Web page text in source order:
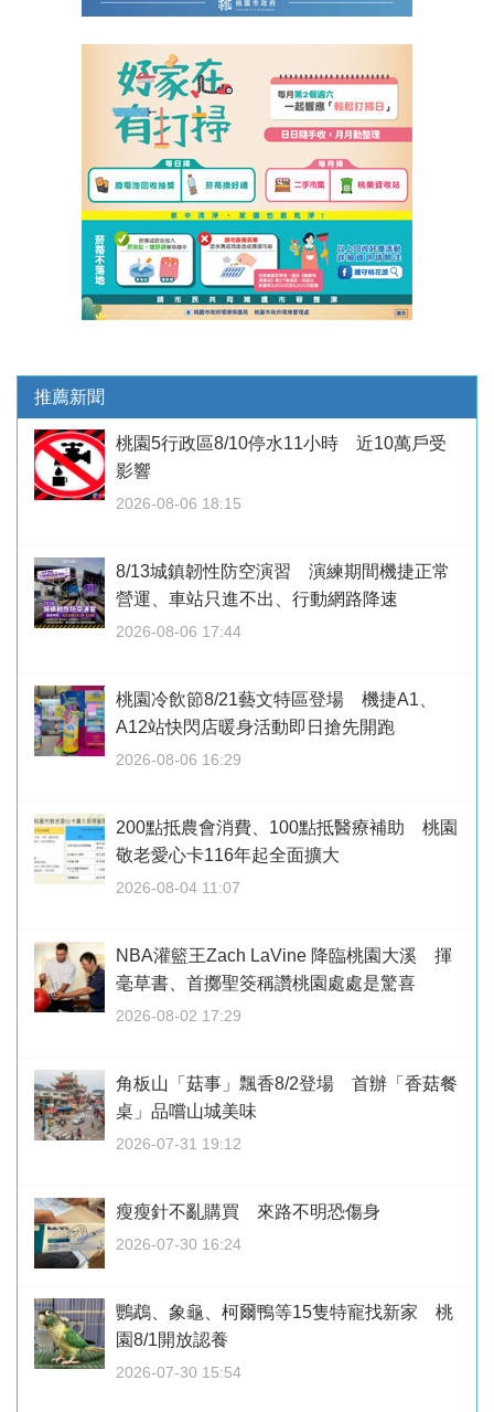
推薦新聞
桃園5行政區8/10停水11小時 近10萬戶受
影響
2026-08-06 18:15
8/13城鎮韌性防空演習 演練期間機捷正常
營運、車站只進不出、行動網路降速
2026-08-06 17:44
桃園冷飲節8/21藝文特區登場 機捷A1、
A12站快閃店暖身活動即日搶先開跑
2026-08-06 16:29
200點抵農會消費、100點抵醫療補助 桃園
敬老愛心卡116年起全面擴大
2026-08-04 11:07
NBA灌籃王Zach LaVine 降臨桃園大溪 揮
毫草書、首擲聖筊稱讚桃園處處是驚喜
2026-08-02 17:29
角板山「菇事」飄香8/2登場 首辦「香菇餐
桌」品嚐山城美味
2026-07-31 19:12
瘦瘦針不亂購買 來路不明恐傷身
2026-07-30 16:24
鸚鵡、象龜、柯爾鴨等15隻特寵找新家 桃
園8/1開放認養
2026-07-30 15:54